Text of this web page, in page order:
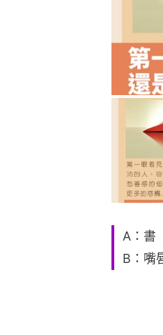
A：書
B：嘴